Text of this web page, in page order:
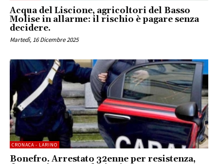
Acqua del Liscione, agricoltori del Basso
Molise in allarme: il rischio è pagare senza
decidere.
Martedì, 16 Dicembre 2025
CRONACA - LARINO
Bonefro. Arrestato 32enne per resistenza,